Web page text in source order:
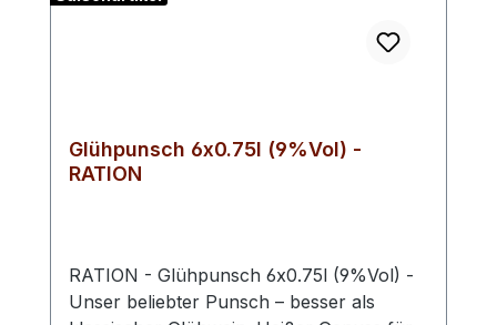
Glühpunsch 6x0.75l (9%Vol) -
RATION
RATION - Glühpunsch 6x0.75l (9%Vol) -
Unser beliebter Punsch – besser als